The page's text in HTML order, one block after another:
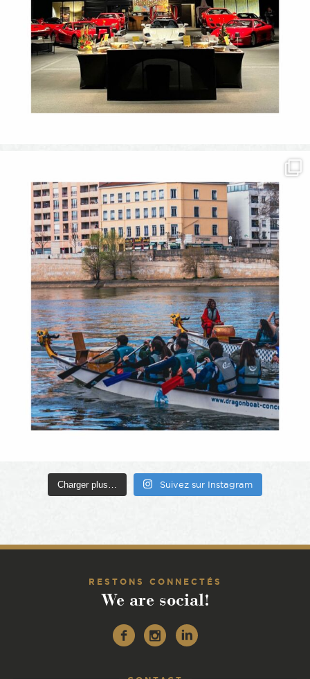
Charger plus… Suivez sur Instagram
RESTONS CONNECTÉS
We are social!